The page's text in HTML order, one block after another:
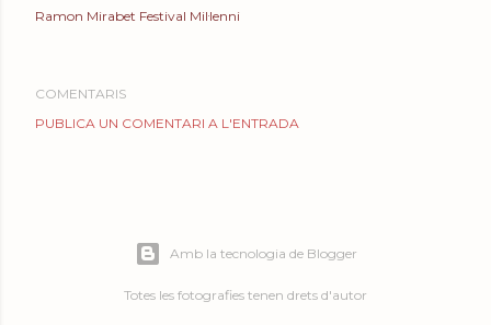
Ramon Mirabet Festival Mil·lenni
COMENTARIS
PUBLICA UN COMENTARI A L'ENTRADA
Amb la tecnologia de Blogger
Totes les fotografies tenen drets d'autor